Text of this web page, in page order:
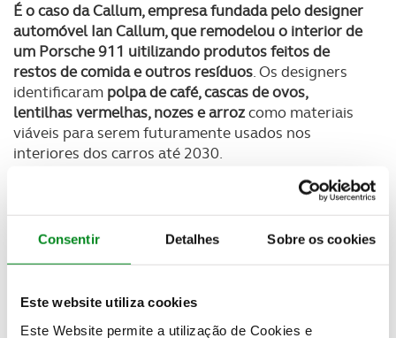
Consentir Detalhes Sobre os cookies
Este website utiliza cookies
Este Website permite a utilização de Cookies e
É o caso da Callum, empresa fundada pelo designer
automóvel Ian Callum, que remodelou o interior de
um Porsche 911 uitilizando produtos feitos de
restos de comida e outros resíduos. Os designers
identificaram polpa de café, cascas de ovos,
lentilhas vermelhas, nozes e arrozcomo materiais
viáveis para serem futuramente usados nos
interiores dos carros até 2030.
As cascas de ovos foram misturadas com resina
para criar um material opaco liso que poderia servir
como substituto do plástico, disse a empresa. Esse
interruptores das janelas. Cascas de nozes também
podem ser adicionadas, aumentando o conteúdo
reciclado total do material de 78% para 84%.